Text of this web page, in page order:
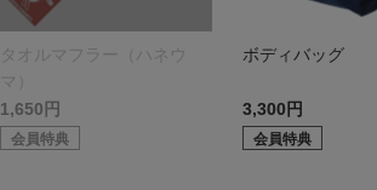
タオルマフラー（ハネウ
マ）
1,650円
会員特典
ボディバッグ
3,300円
会員特典